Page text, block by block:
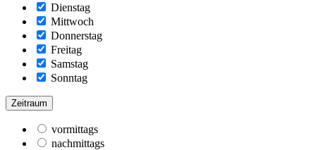
Dienstag
Mittwoch
Donnerstag
Freitag
Samstag
Sonntag
Zeitraum
vormittags
nachmittags